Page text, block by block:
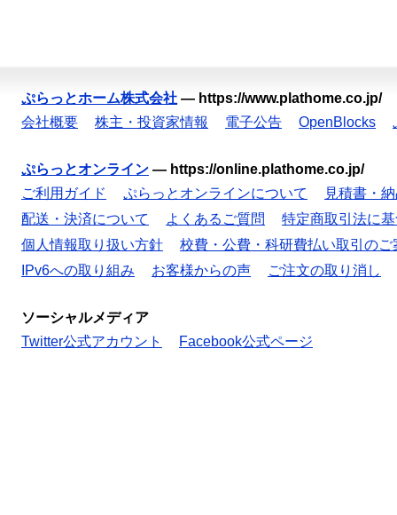
ぷらっとホーム株式会社 — https://www.plathome.co.jp/
会社概要
株主・投資家情報 電子公告 OpenBlocks
ぷらっとオンライン — https://online.plathome.co.jp/
ご利用ガイド
ぷらっとオンラインについて
見積書・
配送・決済について
よくあるご質問
特定商取引法に
個人情報取り扱い方針
校費・公費・科研費払い取引のご
IPv6への取り組み
お客様からの声 ご注文の取り消し
ソーシャルメディア
Twitter公式アカウント
Facebook公式ページ